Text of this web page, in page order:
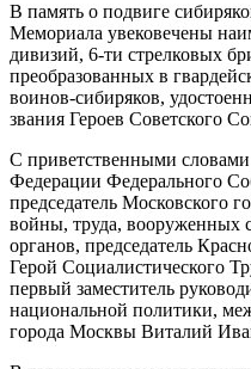
В память о подвиге
Мемориала увековечены
дивизий, 6-ти стрелковых
преобразованных в
воинов-сибиряков,
звания Героев Советского
С приветственными
Федерации Федерального
председатель Московского
войны, труда, вооруженных
органов, председатель
Герой Социалистического
первый заместитель
национальной политики,
города Москвы Виталий